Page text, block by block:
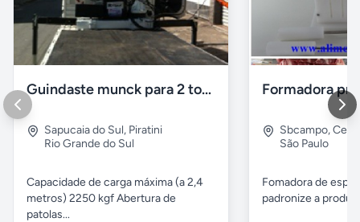
Guindaste munck para 2 toneladas
Sapucaia do Sul, Piratini
Rio Grande do Sul
Capacidade de carga máxima (a 2,4
metros) 2250 kgf Abertura de
patolas...
Sbcampo,
São Paulo
Fomadora de
padronize a